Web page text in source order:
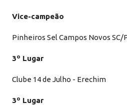
Vice-campeão
Pinheiros Sel Campos Novos SC/
3º Lugar
Clube 14 de Julho - Erechim
3º Lugar